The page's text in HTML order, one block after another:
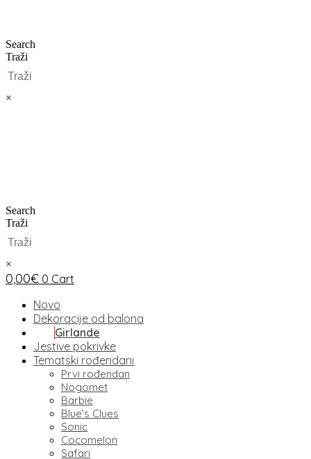
Search
Traži
×
Search
Traži
×
0,00€ 0 Cart
Novo
Dekoracije od balona
Girlande
Jestive pokrivke
Tematski rođendani
Prvi rođendan
Nogomet
Barbie
Blue’s Clues
Sonic
Cocomelon
Safari